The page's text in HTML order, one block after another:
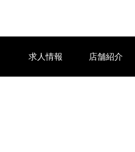
求人情報 店舗紹介